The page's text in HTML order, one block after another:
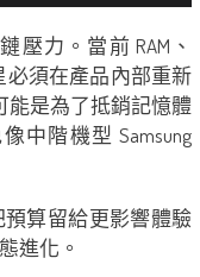
力。當前 RAM、
必須在產品內部重新
能是為了抵銷記憶體
中階機型 Samsung
算留給更影響體驗
進化。